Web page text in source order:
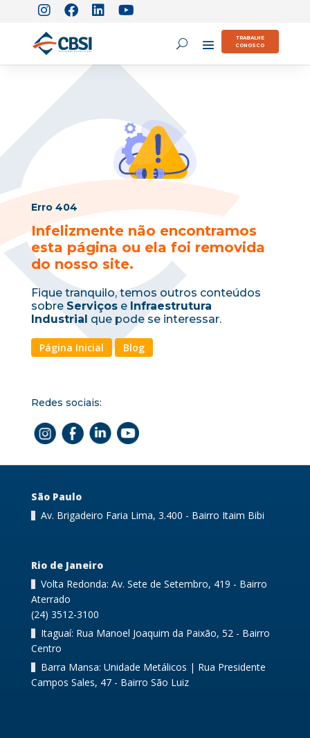
TRABALHE
CONOSCO
Erro 404
Infelizmente não encontramos
esta página ou ela foi removida
do nosso site.
Fique tranquilo, temos outros conteúdos
sobre Serviçose Infraestrutura
Industrial que pode se interessar.
Página Inicial Blog
Redes sociais:
São Paulo
Av. Brigadeiro Faria Lima, 3.400 - Bairro Itaim Bibi
Rio de Janeiro
Volta Redonda: Av. Sete de Setembro, 419 - Bairro
Aterrado
(24) 3512-3100
Itaguaí: Rua Manoel Joaquim da Paixão, 52 - Bairro
Centro
Barra Mansa: Unidade Metálicos | Rua Presidente
Campos Sales, 47 - Bairro São Luiz